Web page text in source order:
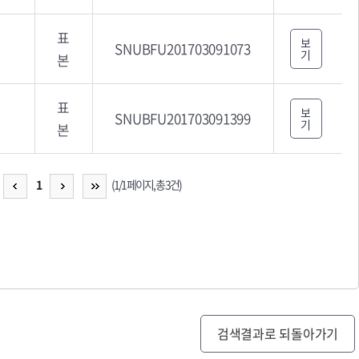
표
본
SNUBFU201703091073 보
기
표
본
SNUBFU201703091399 보
기
1 (1/1 페이지, 총 3건)
검색결과로 되돌아가기